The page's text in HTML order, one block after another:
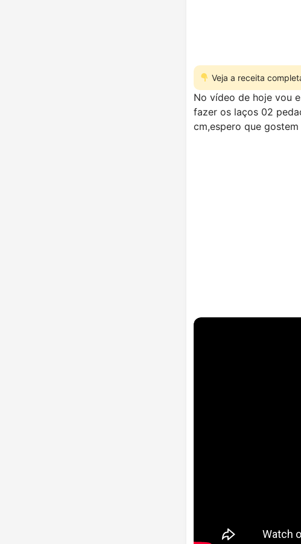
Veja a receita
No vídeo de hoje vou
fazer os laços 02
cm,espero que